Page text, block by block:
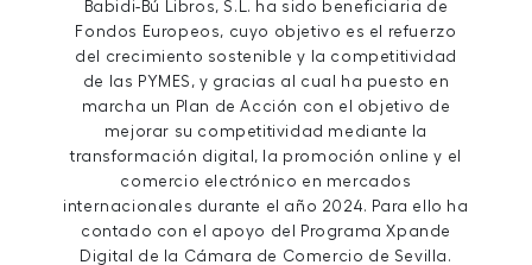
Babidi-Bú Libros, S.L. ha sido beneficiaria de
Fondos Europeos, cuyo objetivo es el refuerzo
del crecimiento sostenible y la competitividad
de las PYMES, y gracias al cual ha puesto en
marcha un Plan de Acción con el objetivo de
mejorar su competitividad mediante la
transformación digital, la promoción online y el
comercio electrónico en mercados
internacionales durante el año 2024. Para ello ha
contado con el apoyo del Programa Xpande
Digital de la Cámara de Comercio de Sevilla.